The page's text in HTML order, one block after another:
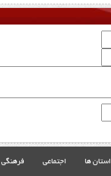
استان ها اجتماعی فرهنگی